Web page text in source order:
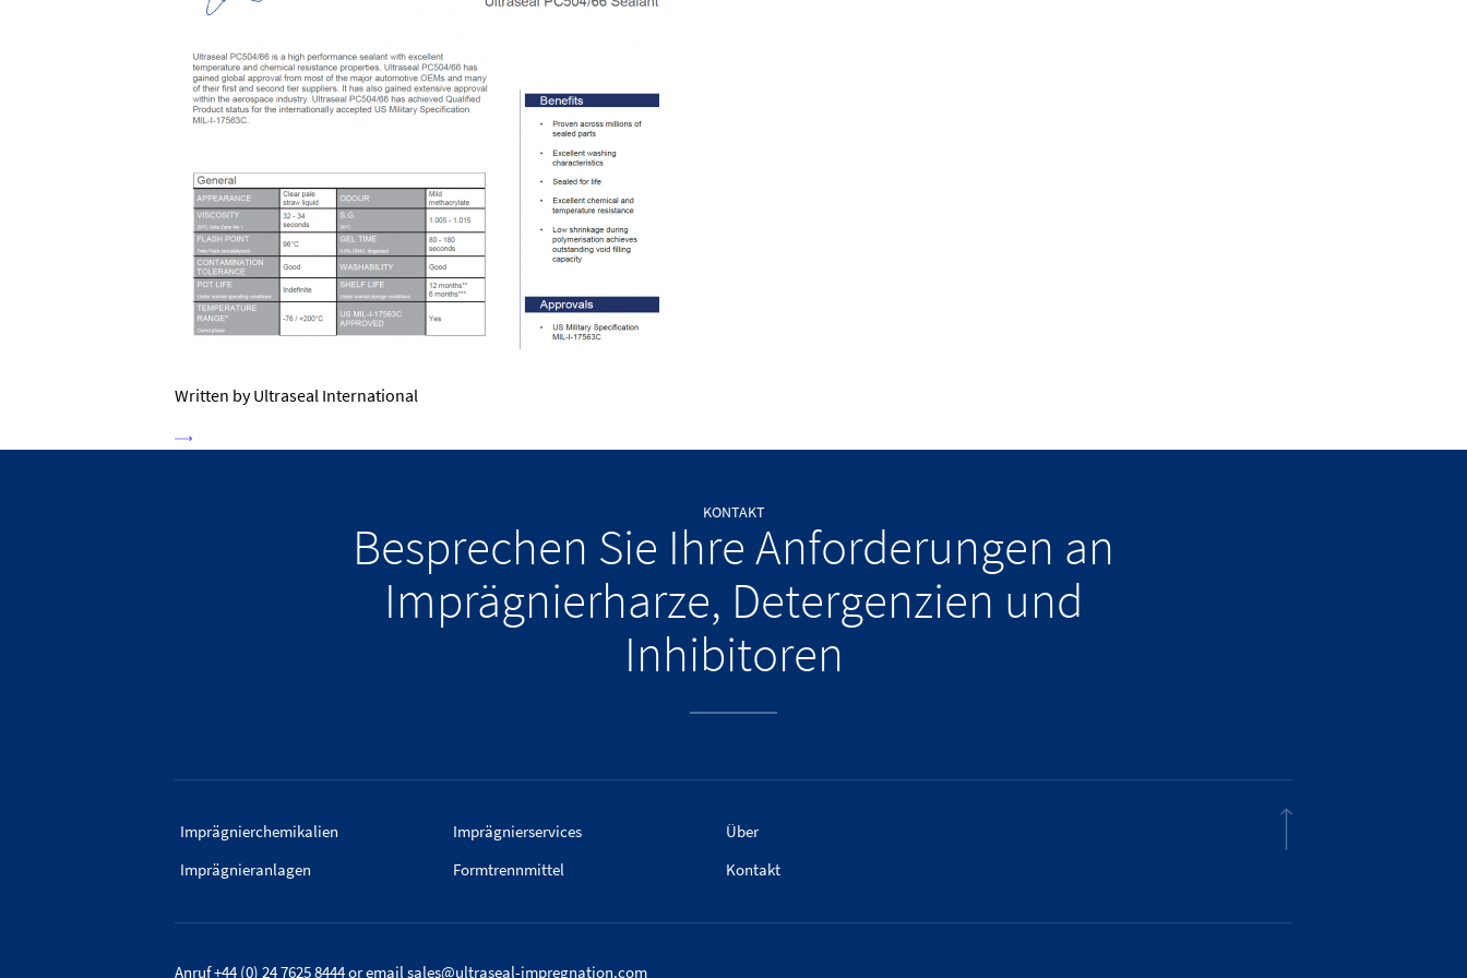
Written by Ultraseal International
KONTAKT
Besprechen Sie Ihre Anforderungen an
Imprägnierharze, Detergenzien und
Inhibitoren
Imprägnierchemikalien
Imprägnieranlagen
Imprägnierservices
Formtrennmittel
Über
Kontakt
Anruf +44 (0) 24 7625 8444or emailsales@ultraseal-impregnation.com